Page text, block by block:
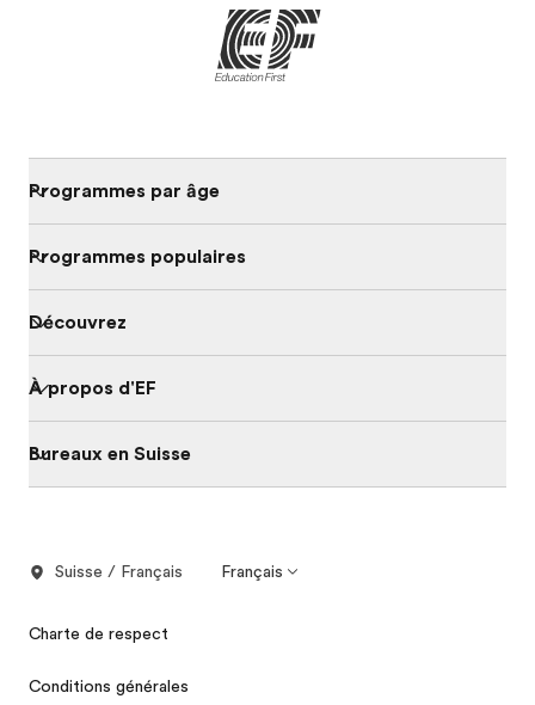
Programmes par âge
Programmes populaires
Découvrez
À propos d'EF
Bureaux en Suisse
Suisse / Français Français
Charte de respect
Conditions générales